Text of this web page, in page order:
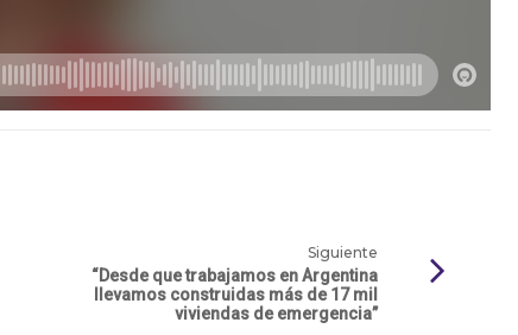
Siguiente
“Desde que trabajamos en Argentina
llevamos construidas más de 17 mil
viviendas de emergencia”